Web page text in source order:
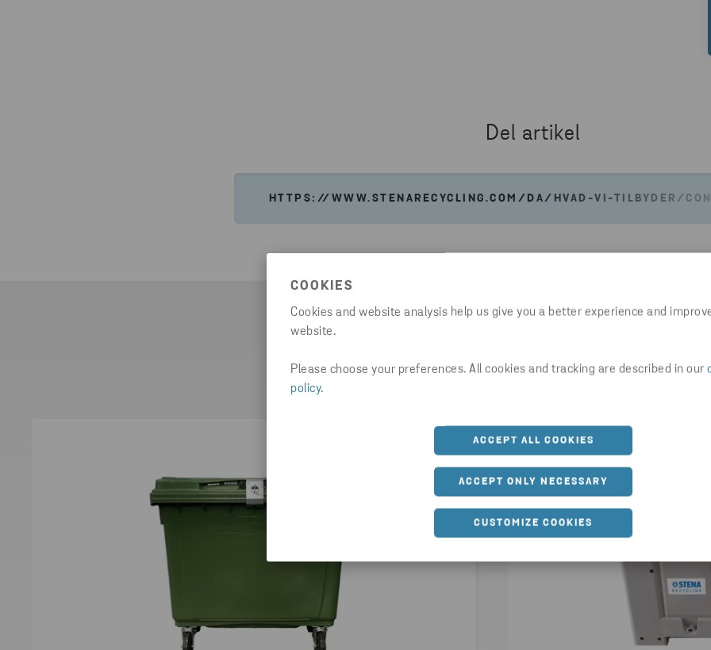
COOKIES
Cookies and website analysis help us give you a better experience and
website.
Please choose your preferences. All cookies and tracking are described in our
policy.
ACCEPT ALL COOKIES
ACCEPT ONLY NECESSARY
CUSTOMIZE COOKIES
Del artikel
HTTPS://WWW.STENARECYCLING.COM/DA/HVAD-VI-TILBYDER/
Måske er du også